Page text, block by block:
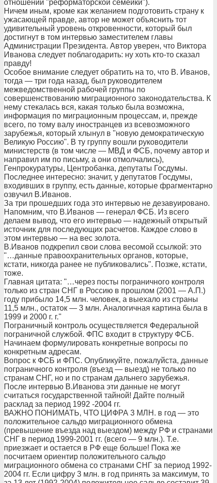
отношении "реформаторской семейки").
Ничем иным, кроме как желанием подготовить страну к
ужасающей правде, автор не может объяснить тот
удивительный уровень откровенности, который был
достигнут в том интервью заместителем главы
Администрации Президента. Автор уверен, что Виктора
Иванова следует поблагодарить: ну хоть кто-то сказал
правду!
Особое внимание следует обратить на то, что В. Иванов,
тогда — три года назад, был руководителем
межведомственной рабочей группы по
совершенствованию миграционного законодательства. К
нему стекалась вся, какая только была возможна,
информация по миграционным процессам, и, прежде
всего, по тому валу иностранцев из всевозможного
зарубежья, который хлынул в "новую демократическую
Великую Россию". В ту группу вошли руководители
министерств (в том числе — МВД и ФСБ, почему автор и
направил им по письму, а они отмолчались),
Генпрокуратуры, Центробанка, депутаты Госдумы.
Последнее интересно: значит, у депутатов Госдумы,
входивших в группу, есть данные, которые фрагментарно
озвучил В.Иванов.
За три прошедших года это интервью не дезавуировано.
Напомним, что В.Иванов — генерал ФСБ. Из всего
делаем вывод, что его интервью — надежный открытый
источник для последующих расчетов. Каждое слово в
этом интервью — на вес золота.
В.Иванов подкрепил свои слова весомой ссылкой: это
"…данные правоохранительных органов, которые,
кстати, никогда ранее не публиковались". Позже, кстати,
тоже.
Главная цитата: "…через посты пограничного контроля
только из стран СНГ в Россию в прошлом (2001 — А.П.)
году прибыло 14,5 млн. человек, а выехало из страны
11,5 млн., остаток — 3 млн. Аналогичная картина была в
1999 и 2000 г. г."
Пограничный контроль осуществляется Федеральной
пограничной службой. ФПС входит в структуру ФСБ.
Начинаем формулировать конкретные вопросы по
конкретным адресам.
Вопрос к ФСБ и ФПС. Опубликуйте, пожалуйста, данные
пограничного контроля (въезд — выезд) не только по
странам СНГ, но и по странам дальнего зарубежья.
После интервью В.Иванова эти данные не могут
считаться государственной тайной! Дайте полный
расклад за период 1992 -2004 гг.
ВАЖНО ПОНИМАТЬ, ЧТО ЦИФРА 3 МЛН. в год — это
положительное сальдо миграционного обмена
(превышение въезда над выездом) между РФ и странами
СНГ в период 1999-2001 гг. (всего — 9 млн.). Т.е.
приезжает и остается в РФ еще больше! Пока же
посчитаем ориентир положительного сальдо
миграционного обмена со странами СНГ за период 1992-
2004 гг. Если цифру 3 млн. в год принять за максимум, то